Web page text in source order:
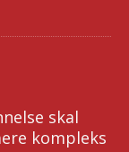
skal
kompleks